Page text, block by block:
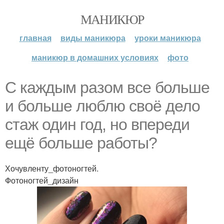
МАНИКЮР
главная виды маникюра
уроки маникюра
маникюр в домашних условиях
фото
С каждым разом все больше
и больше люблю своё дело
стаж один год, но впереди
ещё больше работы?
Хочувленту_фотоногтей.
Фотоногтей_дизайн